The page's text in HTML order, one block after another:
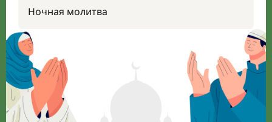
Ночная молитва